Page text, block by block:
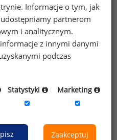
c/c++ developer
)
%
Informacje o tym, jak
partnerom
i analitycznym.
z innymi danymi
podczas
Statystyki Marketing
Zaakceptuj